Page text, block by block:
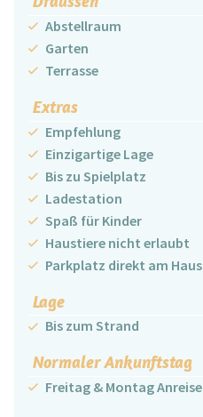
Abstellraum
Garten
Terrasse
Extras
Empfehlung
Einzigartige Lage
Bis zu Spielplatz
Ladestation
Spaß für Kinder
Haustiere nicht erlaubt
Parkplatz direkt am Haus
Lage
Bis zum Strand
Normaler Ankunftstag
Freitag & Montag Anreise